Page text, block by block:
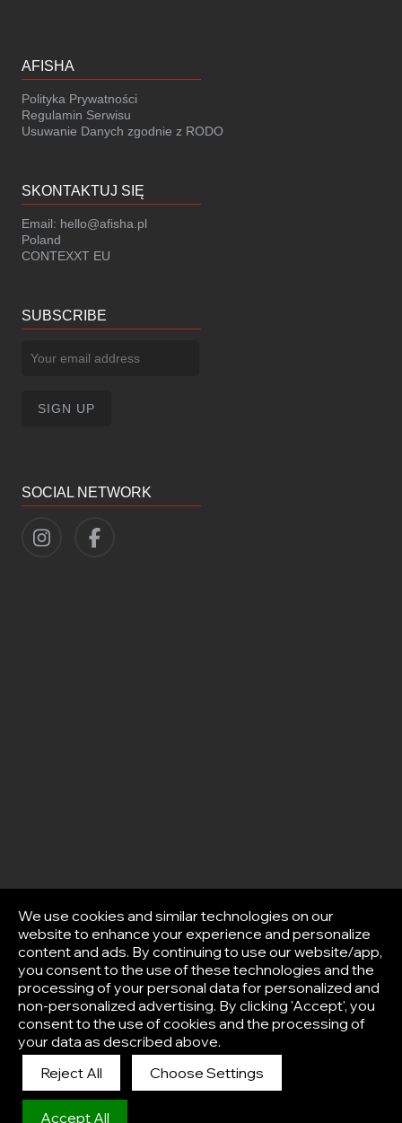
AFISHA
Polityka Prywatności
Regulamin Serwisu
Usuwanie Danych zgodnie z RODO
SKONTAKTUJ SIĘ
Email: hello@afisha.pl
Poland
CONTEXXT EU
SUBSCRIBE
SOCIAL NETWORK
Afisha
We use cookies and similar technologies on our
website to enhance your experience and personalize
content and ads. By continuing to use our website/app,
you consent to the use of these technologies and the
processing of your personal data for personalized and
non-personalized advertising. By clicking 'Accept', you
consent to the use of cookies and the processing of
your data as described above.
Reject All
Choose Settings
Accept All